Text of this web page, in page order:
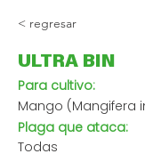
< regresar
ULTRA BIN
Para cultivo:
Mango (Mangifera
Plaga que ataca:
Todas